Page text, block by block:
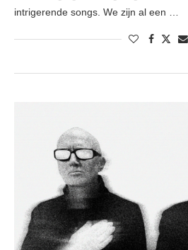
intrigerende songs. We zijn al een …